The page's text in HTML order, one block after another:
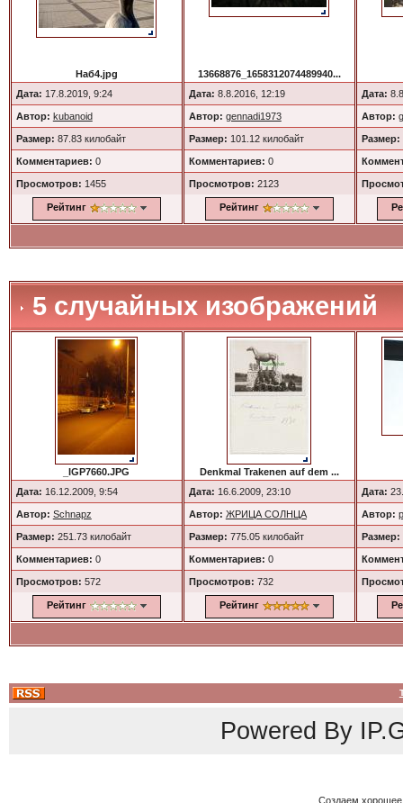
Наб4.jpg
Дата: 17.8.2019, 9:24
Автор: kubanoid
Размер: 87.83 килобайт
Комментариев: 0
Просмотров: 1455
Рейтинг
13668876_1658312074489940...
Дата: 8.8.2016, 12:19
Автор: gennadi1973
Размер: 101.12 килобайт
Комментариев: 0
Просмотров: 2123
Рейтинг
Дата:
Автор:
Размер:
5 случайных изображений
_IGP7660.JPG
Дата: 16.12.2009, 9:54
Автор: Schnapz
Размер: 251.73 килобайт
Комментариев: 0
Просмотров: 572
Рейтинг
Denkmal Trakenen auf dem ...
Дата: 16.6.2009, 23:10
Автор: ЖРИЦА СОЛНЦА
Размер: 775.05 килобайт
Комментариев: 0
Просмотров: 732
Рейтинг
Дата:
Автор:
Размер:
Powered By
Создаем